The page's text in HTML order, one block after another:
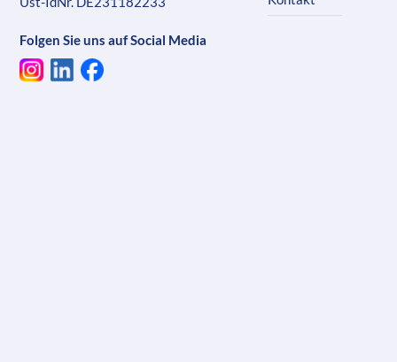
Folgen Sie uns auf Social Media